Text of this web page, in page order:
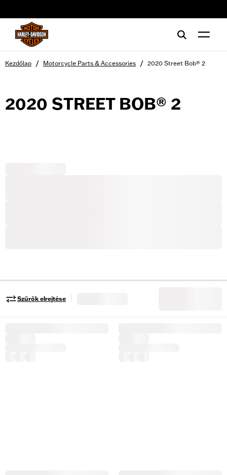
Kezdőlap / Motorcycle Parts & Accessories / 2020 Street Bob® 2
2020 STREET BOB® 2
Szűrők elrejtése